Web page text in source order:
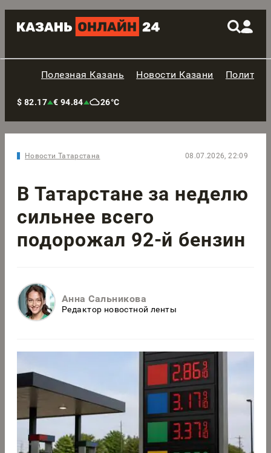
Полезная Казань Новости Казани
$ 82.17 € 94.84 26°C
Новости Татарстана 08.07.2026, 22:09
В Татарстане за неделю
сильнее всего
подорожал 92-й бензин
Анна Сальникова
Редактор новостной ленты